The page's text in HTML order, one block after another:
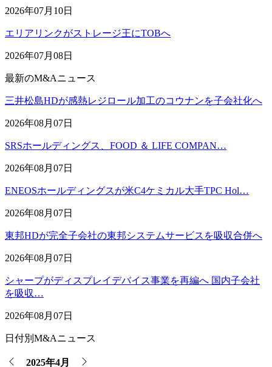
2026年07月10日
エリアリンクがストレージ王にTOBへ
2026年07月08日
最新のM&Aニュース
三井松島HDが感熱レジロール加工のコウナンを子会社化へ
2026年08月07日
SRSホールディングス、FOOD ＆ LIFE COMPAN…
2026年08月07日
ENEOSホールディングスが米C4ケミカル大手TPC Hol…
2026年08月07日
東邦HDが完全子会社の東邦システムサービスを吸収合併へ
2026年08月07日
シャープがディスプレイデバイス事業を再編へ 国内子会社
を吸収…
2026年08月07日
日付別M&Aニュース
2025年4月